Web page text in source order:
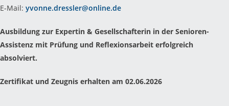
E-Mail: yvonne.dressler@online.de
Ausbildung zur Expertin & Gesellschafterin in der Senioren-
Assistenz mit Prüfung und Reflexionsarbeit erfolgreich
absolviert.
Zertifikat und Zeugnis erhalten am 02.06.2026